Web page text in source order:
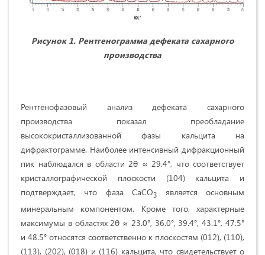
Рисунок 1. Рентгенограмма дефеката сахарного
производства
Рентгенофазовый анализ дефеката сахарного
производства показал преобладание
высококристаллизованной фазы кальцита на
дифрактограмме. Наиболее интенсивный дифракционный
пик наблюдался в области 2θ ≈ 29.4°, что соответствует
кристаллографической плоскости (104) кальцита и
подтверждает, что фаза CaCO3
является основным
минеральным компонентом. Кроме того, характерные
максимумы в областях 2θ ≈ 23.0°, 36.0°, 39.4°, 43.1°, 47.5°
и 48.5° относятся соответственно к плоскостям (012), (110),
(113), (202), (018) и (116) кальцита, что свидетельствует о